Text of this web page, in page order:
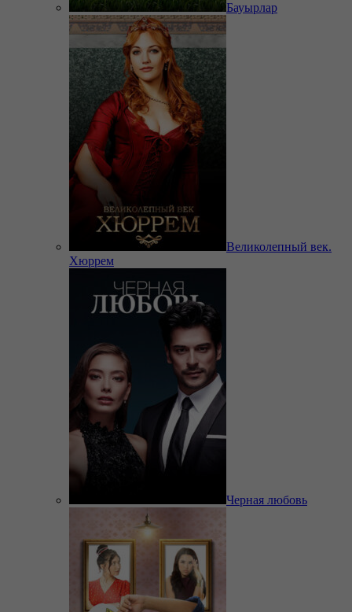
Бауырлар
Великолепный век.
Хюррем
Черная любовь